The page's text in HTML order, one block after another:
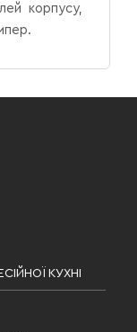
корпусу,
КУХНІ